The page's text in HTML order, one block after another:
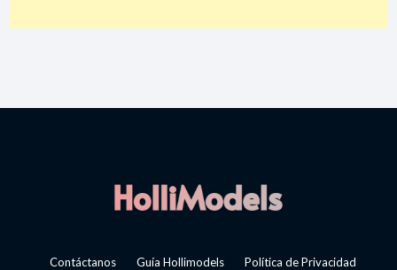
Contáctanos Guía Hollimodels Política de Privacidad